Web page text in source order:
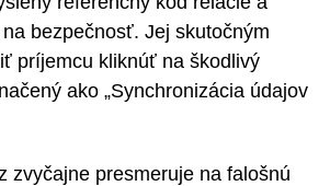
bezpečnosť. Jej skutočným
príjemcu kliknúť na škodlivý
ako „Synchronizácia údajov
zvyčajne presmeruje na falošnú